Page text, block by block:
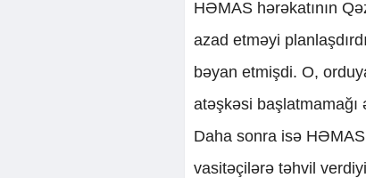
HƏMAS hərəkatının
azad etməyi
bəyan etmişdi. O,
atəşkəsi başlatmamağı
Daha sonra isə HƏMAS
vasitəçilərə təhvil